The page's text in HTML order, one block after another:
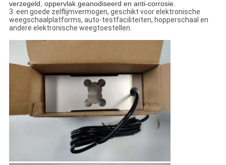
verzegeld, oppervlak geanodiseerd en anti-corrosie.
3. een goede zelflijmvermogen, geschikt voor elektronische
weegschaalplatforms, auto-testfaciliteiten, hopperschaal en
andere elektronische weegtoestellen.